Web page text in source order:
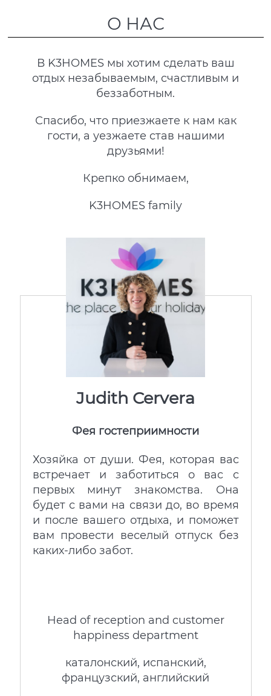
О НАС
В K3HOMES мы хотим сделать ваш
отдых незабываемым, счастливым и
беззаботным.
Спасибо, что приезжаете к нам как
гости, а уезжаете став нашими
друзьями!
Крепко обнимаем,
K3HOMES family
Judith Cervera
Фея гостеприимности
Хозяйка от души. Фея, которая вас
встречает и заботиться о вас с
первых минут знакомства. Она
будет с вами на связи до, во время
и после вашего отдыха, и поможет
вам провести веселый отпуск без
каких-либо забот.
Head of reception and customer
happiness department
каталонский, испанский,
французский, английский